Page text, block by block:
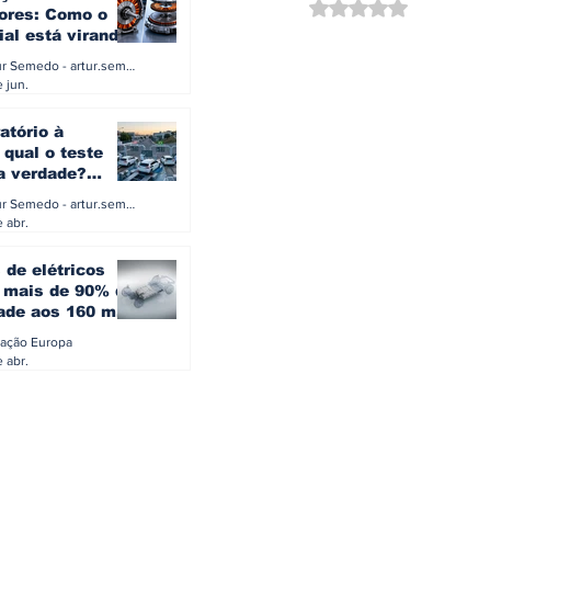
Como o
está virando
Artur Semedo - artur.semedo@publiracing.pt
jun.
à
qual o teste
verdade?
Artur Semedo - artur.semedo@publiracing.pt
abr.
de elétricos
de 90% da
aos 160 mil
Europa
abr.
Avaliado com NaN de 5 estrelas.